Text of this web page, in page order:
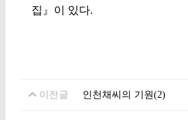
집』이 있다.
이전글 인천채씨의 기원(2)